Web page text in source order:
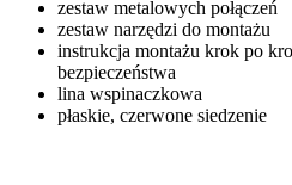
zestaw metalowych połączeń
zestaw narzędzi do montażu
instrukcja montażu krok po
bezpieczeństwa
lina wspinaczkowa
płaskie, czerwone siedzenie